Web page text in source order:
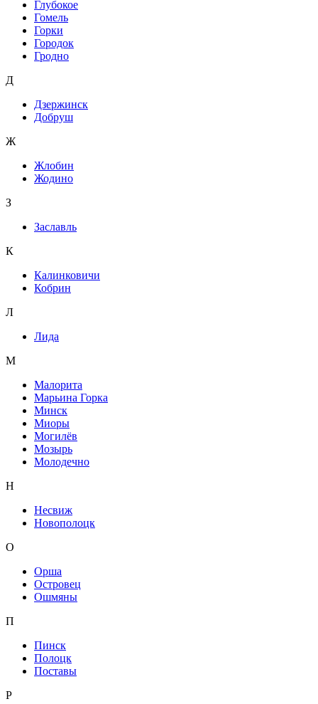
Глубокое
Гомель
Горки
Городок
Гродно
Д
Дзержинск
Добруш
Ж
Жлобин
Жодино
З
Заславль
К
Калинковичи
Кобрин
Л
Лида
М
Малорита
Марьина Горка
Минск
Миоры
Могилёв
Мозырь
Молодечно
Н
Несвиж
Новополоцк
О
Орша
Островец
Ошмяны
П
Пинск
Полоцк
Поставы
Р